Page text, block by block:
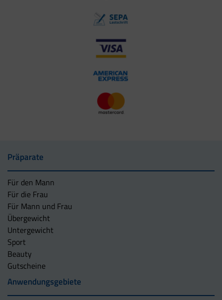
Präparate
Für den Mann
Für die Frau
Für Mann und Frau
Übergewicht
Untergewicht
Sport
Beauty
Gutscheine
Anwendungsgebiete